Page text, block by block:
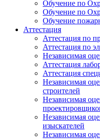
Обучение по
Обучение по
Обучение
Аттестация
Аттестация по
Аттестация по
Независимая
Аттестация
Аттестация
Независимая
строителей
Независимая
Независимая
изыскателей
Независимая